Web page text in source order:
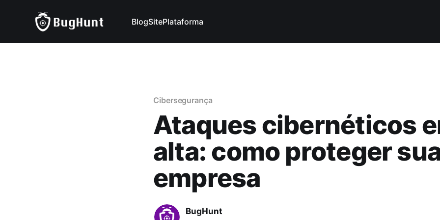
BlogSitePlataforma
Cibersegurança
Ataques cibernéticos
alta: como proteger
empresa
BugHunt